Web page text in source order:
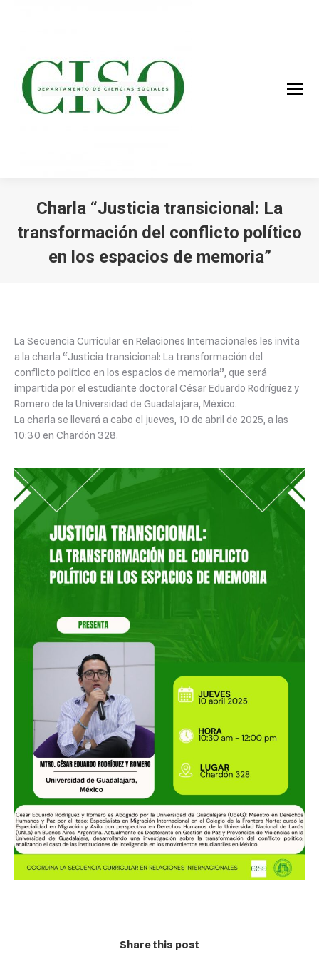
Charla “Justicia transicional: La
transformación del conflicto político
en los espacios de memoria”
La Secuencia Curricular en Relaciones Internacionales les invita
a la charla “Justicia transicional: La transformación del
conflicto político en los espacios de memoria”, que será
impartida por el estudiante doctoral César Eduardo Rodríguez y
Romero de la Universidad de Guadalajara, México.
La charla se llevará a cabo el jueves, 10 de abril de 2025, a las
10:30 en Chardón 328.
Share this post